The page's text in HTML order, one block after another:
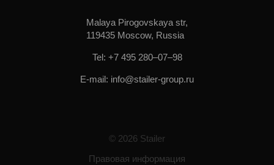
© 2026 Stailer
Malaya Pirogovskaya str,
119435 Moscow, Russia
Tel: +7 495 280–07–98
E-mail: info@stailer-group.ru
Правовая информация